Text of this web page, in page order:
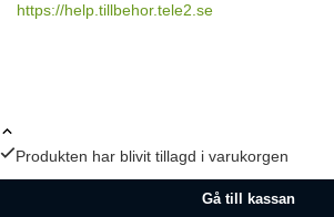
https://help.tillbehor.tele2.se
Produkten har blivit tillagd i varukorgen
Gå till kassan